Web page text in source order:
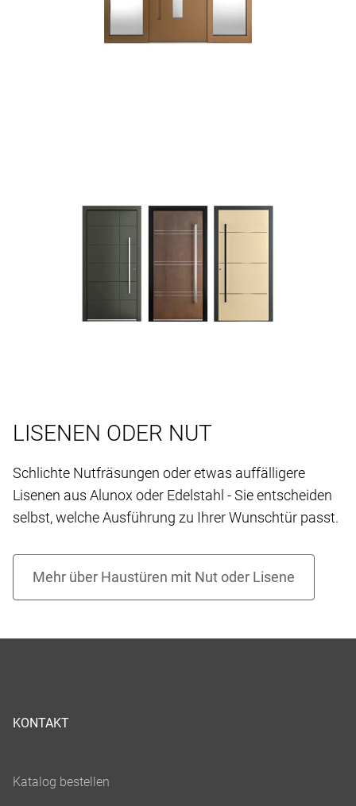
LISENEN ODER NUT
Schlichte Nutfräsungen oder etwas auffälligere
Lisenen aus Alunox oder Edelstahl - Sie entscheiden
selbst, welche Ausführung zu Ihrer Wunschtür passt.
KONTAKT